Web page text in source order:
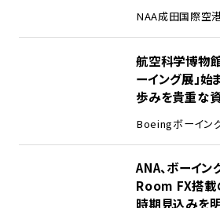
NAA成田国際空
航空科学博物
ーイング展」
歩みを貴重な
Boeingボーイン
ANA、ボーイ
Room FX搭
時期見込みを